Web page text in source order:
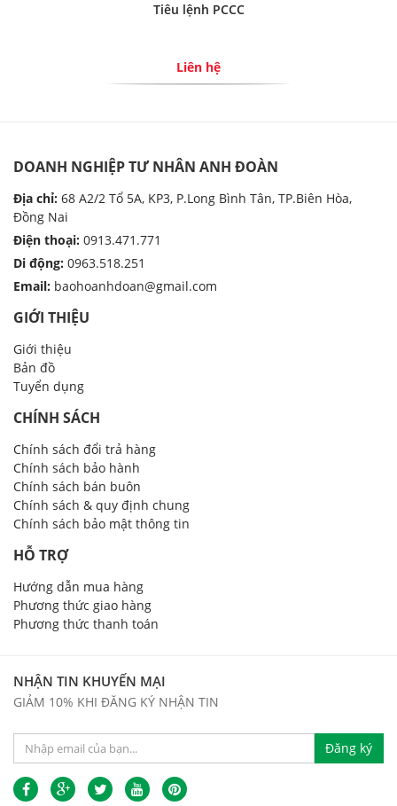
Tiêu lệnh PCCC
Liên hệ
DOANH NGHIỆP TƯ NHÂN ANH ĐOÀN
Địa chỉ: 68 A2/2 Tổ 5A, KP3, P.Long Bình Tân, TP.Biên Hòa,
Đồng Nai
Điện thoại: 0913.471.771
Di động: 0963.518.251
Email: baohoanhdoan@gmail.com
GIỚI THIỆU
Giới thiệu
Bản đồ
Tuyển dụng
CHÍNH SÁCH
Chính sách đổi trả hàng
Chính sách bảo hành
Chính sách bán buôn
Chính sách & quy định chung
Chính sách bảo mật thông tin
HỖ TRỢ
Hướng dẫn mua hàng
Phương thức giao hàng
Phương thức thanh toán
NHẬN TIN KHUYẾN MẠI
GIẢM 10% KHI ĐĂNG KÝ NHẬN TIN
Đăng ký